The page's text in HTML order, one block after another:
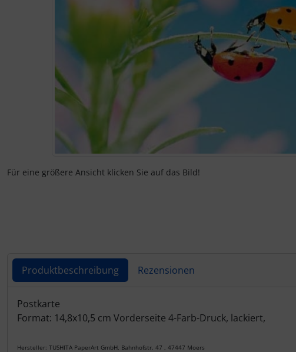
Für eine größere Ansicht klicken Sie auf das Bild!
Produktbeschreibung Rezensionen
Produktbeschreibung
Postkarte
Format: 14,8x10,5 cm Vorderseite 4-Farb-Druck, lackiert,
Hersteller: TUSHITA PaperArt GmbH, Bahnhofstr. 47 , 47447 Moers
Kalender 2027 - Organizer / Planer
Klappkarten - Hochzeit / Geburt / Genesung / Trauer
Klappkarten - Weihnachten
Klappkarten - Verschiedenes